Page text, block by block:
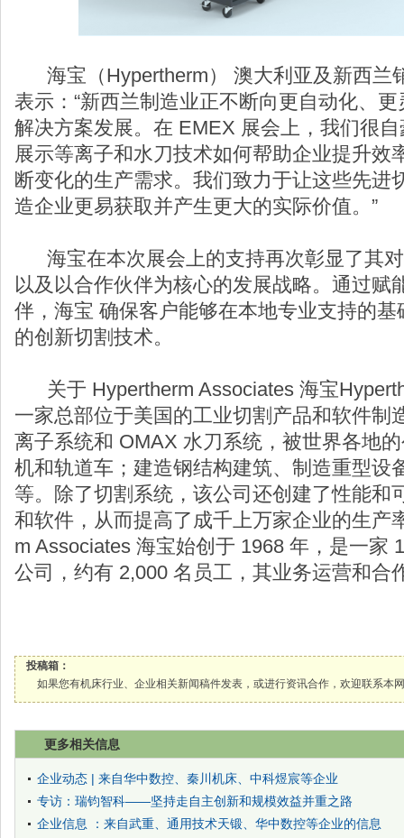
海宝（Hypertherm） 澳大利亚及新西兰
表示：“新西兰制造业正不断向更自动化、
解决方案发展。在 EMEX 展会上，我们很
展示等离子和水刀技术如何帮助企业提升效
断变化的生产需求。我们致力于让这些先进
造企业更易获取并产生更大的实际价值。”
海宝在本次展会上的支持再次彰显了其
以及以合作伙伴为核心的发展战略。通过赋
伴，海宝 确保客户能够在本地专业支持的
的创新切割技术。
关于 Hypertherm Associates 海宝
一家总部位于美国的工业切割产品和软件制
离子系统和 OMAX 水刀系统，被世界各地
机和轨道车；建造钢结构建筑、制造重型设
等。除了切割系统，该公司还创建了性能和
和软件，从而提高了成千上万家企业的生产
m Associates 海宝始创于 1968 年，是一家
公司，约有 2,000 名员工，其业务运营和合
投稿箱：
如果您有机床行业、企业相关新闻稿件发表，或进行资讯合作，欢迎联系本
更多相关信息
企业动态 | 来自华中数控、秦川机床、中科煜宸等企业
专访：瑞钧智科——坚持走自主创新和规模效益并重之路
企业信息 ：来自武重、通用技术天锻、华中数控等企业的信息